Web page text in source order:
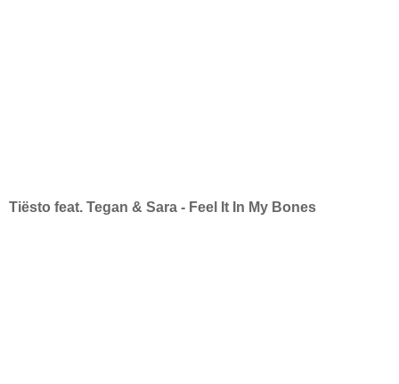
Tiësto feat. Tegan & Sara - Feel It In My Bones